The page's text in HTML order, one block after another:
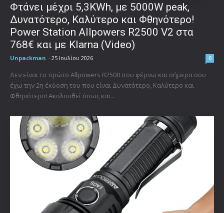
Φτάνει μέχρι 5,3KWh, με 5000W peak,
Δυνατότερο, Καλύτερο και Φθηνότερο!
Power Station Allpowers R2500 V2 στα
768€ και με Klarna (Video)
Unpackman - 25 Ιουλίου 2026 0
Δεν είναι το πρώτο Allpowers R2500 που φέρνω και σήμερα σου
έχω την 2η έκδοση του που είναι Δυνατότερο, Καλύτερο και
Φθηνότερο! Ακολουθεί όπως και...